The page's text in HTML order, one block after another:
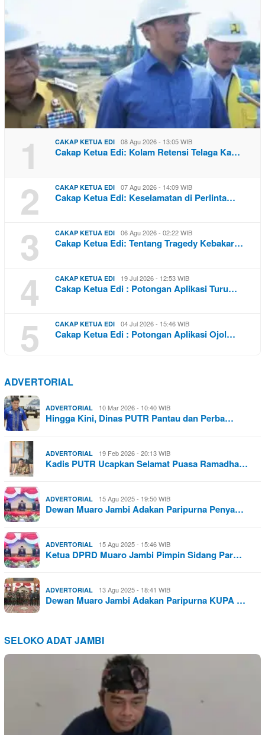
1 CAKAP KETUA EDI 08 Agu 2026 - 13:05 WIB
Cakap Ketua Edi: Kolam Retensi Telaga Ka…
2 CAKAP KETUA EDI 07 Agu 2026 - 14:09 WIB
Cakap Ketua Edi: Keselamatan di Perlinta…
3 CAKAP KETUA EDI 06 Agu 2026 - 02:22 WIB
Cakap Ketua Edi: Tentang Tragedy Kebakar…
4 CAKAP KETUA EDI 19 Jul 2026 - 12:53 WIB
Cakap Ketua Edi : Potongan Aplikasi Turu…
5 CAKAP KETUA EDI 04 Jul 2026 - 15:46 WIB
Cakap Ketua Edi : Potongan Aplikasi Ojol…
ADVERTORIAL
ADVERTORIAL 10 Mar 2026 - 10:40 WIB
Hingga Kini, Dinas PUTR Pantau dan Perba…
ADVERTORIAL 19 Feb 2026 - 20:13 WIB
Kadis PUTR Ucapkan Selamat Puasa Ramadha…
ADVERTORIAL 15 Agu 2025 - 19:50 WIB
Dewan Muaro Jambi Adakan Paripurna Penya…
ADVERTORIAL 15 Agu 2025 - 15:46 WIB
Ketua DPRD Muaro Jambi Pimpin Sidang Par…
ADVERTORIAL 13 Agu 2025 - 18:41 WIB
Dewan Muaro Jambi Adakan Paripurna KUPA …
SELOKO ADAT JAMBI